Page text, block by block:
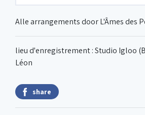
6. La quête
9. Jolie môme
Alle arrangements door L'Âmes des
lieu d'enregistrement : Studio Igloo
Léon
share